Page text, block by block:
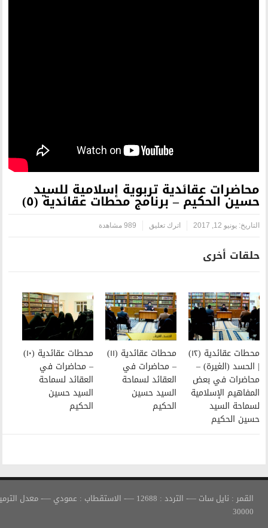
تربوية إسلامية للسيد
محطات عقائدية (٥)
تعليق 989 مشاهدة
محطات عقائدية (١١)
– محاضرات في
العقائد لسماحة
السيد حسين
الحكيم
محطات عقائدية (١٠)
– محاضرات في
العقائد لسماحة
السيد حسين
الحكيم
القمر : نايل سات —- التردد : 12688 —- الاستقطاب : عمودي —- معدل الترميز :